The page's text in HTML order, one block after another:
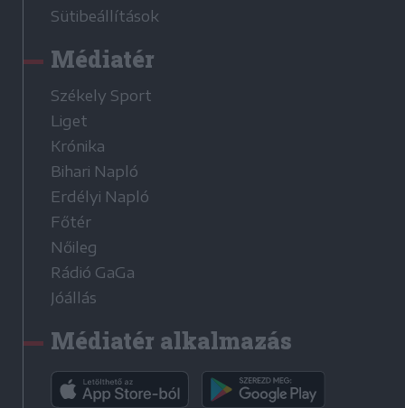
Sütibeállítások
Médiatér
Székely Sport
Liget
Krónika
Bihari Napló
Erdélyi Napló
Főtér
Nőileg
Rádió GaGa
Jóállás
Médiatér alkalmazás